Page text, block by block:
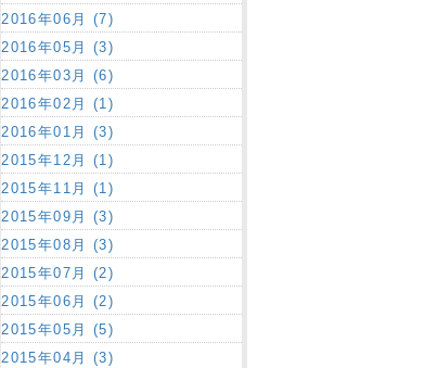
2016年06月 (7)
2016年05月 (3)
2016年03月 (6)
2016年02月 (1)
2016年01月 (3)
2015年12月 (1)
2015年11月 (1)
2015年09月 (3)
2015年08月 (3)
2015年07月 (2)
2015年06月 (2)
2015年05月 (5)
2015年04月 (3)